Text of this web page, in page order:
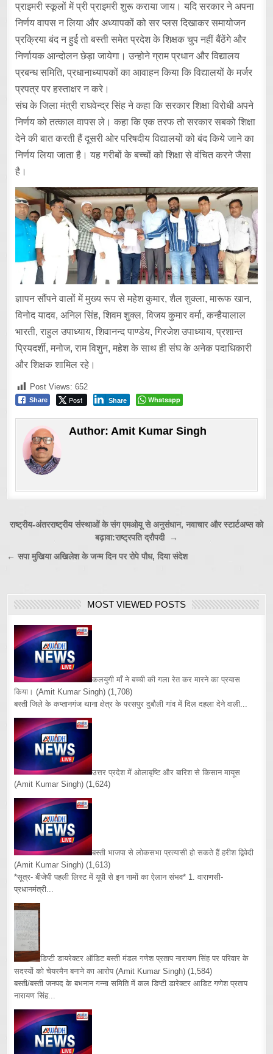
प्राइमरी स्कूलों में प्री प्राइमरी शुरू कराया जाय। यदि सरकार ने अपना
निर्णय वापस न लिया और अध्यापकों को सर प्लस दिखाकर समायोजन
प्रक्रिया बंद न हुई तो बस्ती समेत प्रदेश के शिक्षक चुप नहीं बैंठेंगे और
निर्णायक आन्दोलन छेड़ा जायेगा। उन्होने ग्राम प्रधान और विद्यालय
प्रबन्ध समिति, प्रधानाध्यापकों का आवाहन किया कि विद्यालयों केे मर्जर
प्रपत्र पर हस्ताक्षर न करे।
संघ के जिला मंत्री राघवेन्द्र सिंह ने कहा कि सरकार शिक्षा विरोधी अपने
निर्णय को तत्काल वापस ले। कहा कि एक तरफ तो सरकार सबको शिक्षा
देने की बात करती हैं दूसरी ओर परिषदीय विद्यालयों को बंद किये जाने का
निर्णय लिया जाता है। यह गरीबों के बच्चों को शिक्षा से वंचित करने जैसा
है।
ज्ञापन सौंपने वालों में मुख्य रूप से महेश कुमार, शैल शुक्ला, मारूफ खान,
विनोद यादव, अनिल सिंह, शिवम शुक्ल, विजय कुमार वर्मा, कन्हैयालाल
भारती, राहुल उपाध्याय, शिवानन्द पाण्डेय, गिरजेश उपाध्याय, प्रशान्त
प्रियदर्शी, मनोज, राम विशुन, महेश के साथ ही संघ के अनेक पदाधिकारी
और शिक्षक शामिल रहे।
Post Views: 652
Share Post Share Whatsapp
Author:Amit Kumar Singh
Post
navigation
राष्ट्रीय-अंतरराष्ट्रीय संस्थाओं के संग एमओयू से अनुसंधान, नवाचार और स्टार्टअप्स को
बढ़ावा:राष्ट्रपति द्रौपदी →
← सपा मुखिया अखिलेश के जन्म दिन पर रोपे पौध, दिया संदेश
MOST VIEWED POSTS
कलयुगी माँ ने बच्ची की गला रेत कर मारने का प्रयास
किया। (Amit Kumar Singh) (1,708)
बस्ती जिले के कप्तानगंज थाना क्षेत्र के परसपुर दुबौली गांव में दिल दहला देने वाली...
उत्तर प्रदेश में ओलाबृष्टि और बारिश से किसान मायूस
(Amit Kumar Singh) (1,624)
बस्ती भाजपा से लोकसभा प्रत्यासी हो सकते हैं हरीश द्विवेदी
(Amit Kumar Singh) (1,613)
*सूत्र- बीजेपी पहली लिस्ट में यूपी से इन नामों का ऐलान संभव* 1. वाराणसी-
प्रधानमंत्री...
डिप्टी डायरेक्टर ऑडिट बस्ती मंडल गणेश प्रताप नारायण सिंह पर परिवार के
सदस्यों को चेयरमैन बनाने का आरोप (Amit Kumar Singh) (1,584)
बस्ती/बस्ती जनपद के बभनान गन्ना समिति में कल डिप्टी डारेक्टर आडिट गणेश प्रताप
नारायण सिंह...